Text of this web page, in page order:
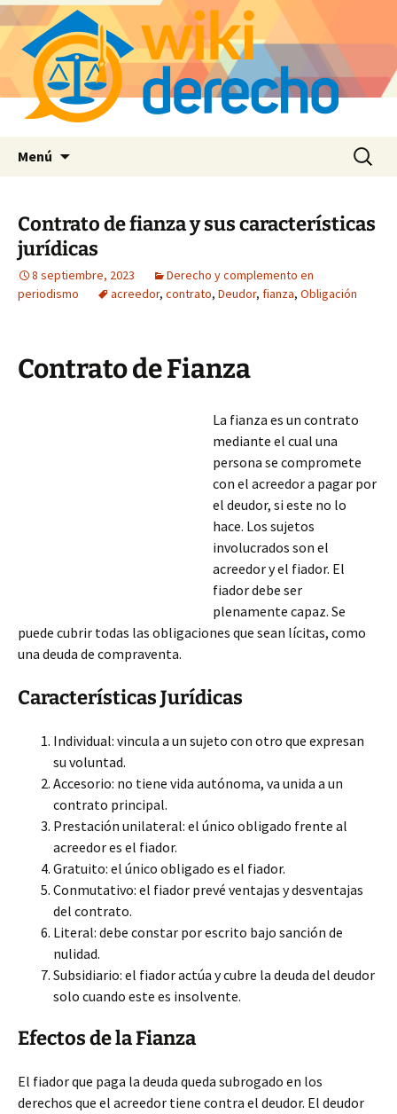
Menú Buscar:
Contrato de fianza y sus características
jurídicas
8 septiembre, 2023
Derecho y complemento en
periodismo
acreedor, contrato, Deudor, fianza, Obligación
Contrato de Fianza
La fianza es un contrato
mediante el cual una
persona se compromete
con el acreedor a pagar por
el deudor, si este no lo
hace. Los sujetos
involucrados son el
acreedor y el fiador. El
fiador debe ser
plenamente capaz. Se
puede cubrir todas las obligaciones que sean lícitas, como
una deuda de compraventa.
Características Jurídicas
Individual: vincula a un sujeto con otro que expresan
su voluntad.
Accesorio: no tiene vida autónoma, va unida a un
contrato principal.
Prestación unilateral: el único obligado frente al
acreedor es el fiador.
Gratuito: el único obligado es el fiador.
Conmutativo: el fiador prevé ventajas y desventajas
del contrato.
Literal: debe constar por escrito bajo sanción de
nulidad.
Subsidiario: el fiador actúa y cubre la deuda del deudor
solo cuando este es insolvente.
Efectos de la Fianza
El fiador que paga la deuda queda subrogado en los
derechos que el acreedor tiene contra el deudor. El deudor